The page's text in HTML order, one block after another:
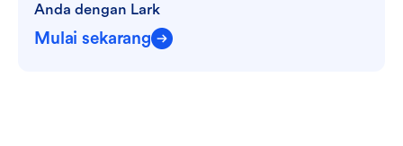
Anda dengan Lark
Mulai sekarang